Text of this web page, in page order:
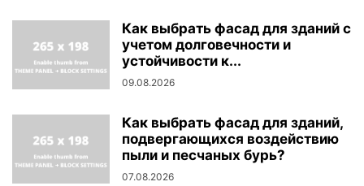
Как выбрать фасад для зданий с
учетом долговечности и
устойчивости к...
09.08.2026
Как выбрать фасад для зданий,
подвергающихся воздействию
пыли и песчаных бурь?
07.08.2026